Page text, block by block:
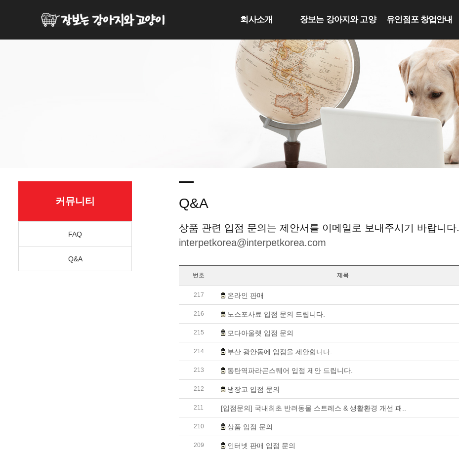
회사소개 장보는 강아지와 고양 유인점포 창업안내
커뮤니티
FAQ
Q&A
Q&A
상품 관련 입점 문의는 제안서를 이메일로 보내주시기 바랍니다.
interpetkorea@interpetkorea.com
번호 제목
217 온라인 판매
216 노스포사료 입점 문의 드립니다.
215 모다아울렛 입점 문의
214 부산 광안동에 입점을 제안합니다.
213 동탄역파라곤스퀘어 입점 제안 드립니다.
212 냉장고 입점 문의
211 [입점문의] 국내최초 반려동물 스트레스 & 생활환경 개선 패..
210 상품 입점 문의
209 인터넷 판매 입점 문의